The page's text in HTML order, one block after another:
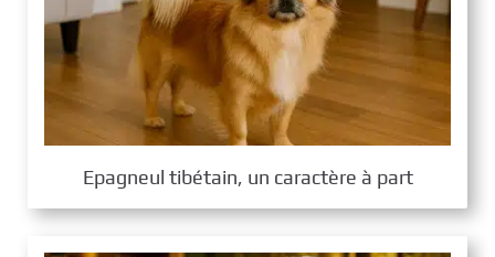
Epagneul tibétain, un caractère à part